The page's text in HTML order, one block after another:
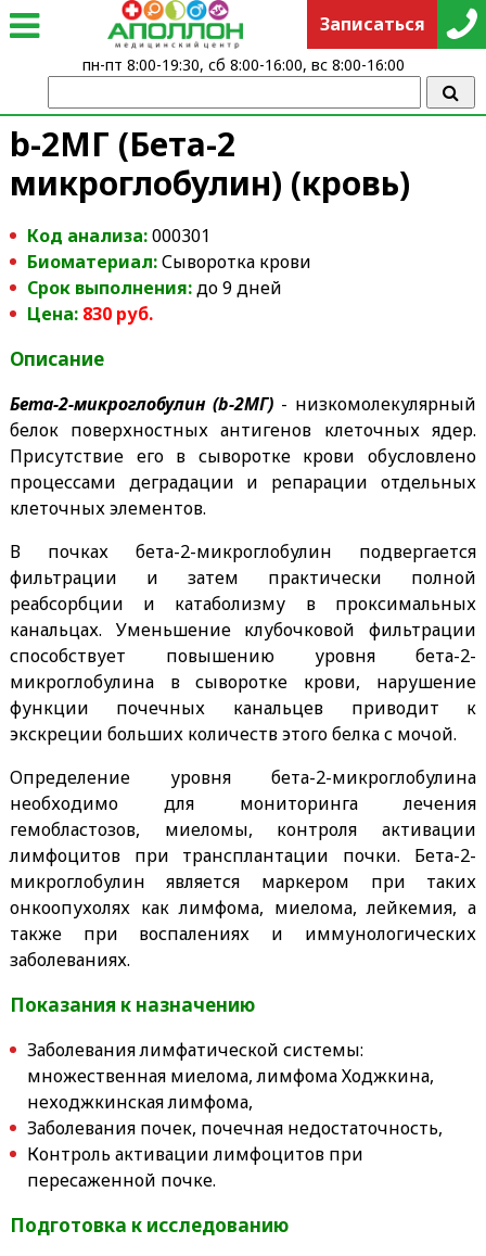
b-2МГ (Бета-2
микроглобулин) (кровь)
Код анализа:000301
Биоматериал:Сыворотка крови
Срок выполнения:до 9 дней
Цена: 830 руб.
Описание
Бета-2-микроглобулин (b-2МГ)- низкомолекулярный
белок поверхностных антигенов клеточных ядер.
Присутствие его в сыворотке крови обусловлено
процессами деградации и репарации отдельных
клеточных элементов.
В почках бета-2-микроглобулин подвергается
фильтрации и затем практически полной
реабсорбции и катаболизму в проксимальных
канальцах. Уменьшение клубочковой фильтрации
способствует повышению уровня бета-2-
микроглобулина в сыворотке крови, нарушение
функции почечных канальцев приводит к
экскреции больших количеств этого белка с мочой.
Определение уровня бета-2-микроглобулина
необходимо для мониторинга лечения
гемобластозов, миеломы, контроля активации
лимфоцитов при трансплантации почки. Бета-2-
микроглобулин является маркером при таких
онкоопухолях как лимфома, миелома, лейкемия, а
также при воспалениях и иммунологических
заболеваниях.
Показания к назначению
Заболевания лимфатической системы:
множественная миелома, лимфома Ходжкина,
неходжкинская лимфома,
Заболевания почек, почечная недостаточность,
Контроль активации лимфоцитов при
пересаженной почке.
Подготовка к исследованию
Записаться
пн-пт 8:00-19:30, сб 8:00-16:00, вс 8:00-16:00